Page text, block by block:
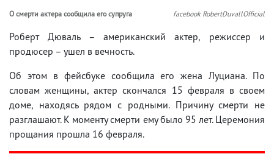
О смерти актера сообщила его супруга facebook RobertDuvallOfficial
Роберт Дюваль – американский актер, режиссер и
продюсер – ушел в вечность.
Об этом в фейсбуке сообщила его жена Луциана. По
словам женщины, актер скончался 15 февраля в своем
доме, находясь рядом с родными. Причину смерти не
разглашают. К моменту смерти ему было 95 лет. Церемония
прощания прошла 16 февраля.